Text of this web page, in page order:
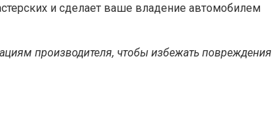
и сделает ваше владение автомобилем
производителя, чтобы избежать повреждения